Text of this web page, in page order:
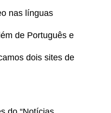
nas línguas
de Português e
dois sites de